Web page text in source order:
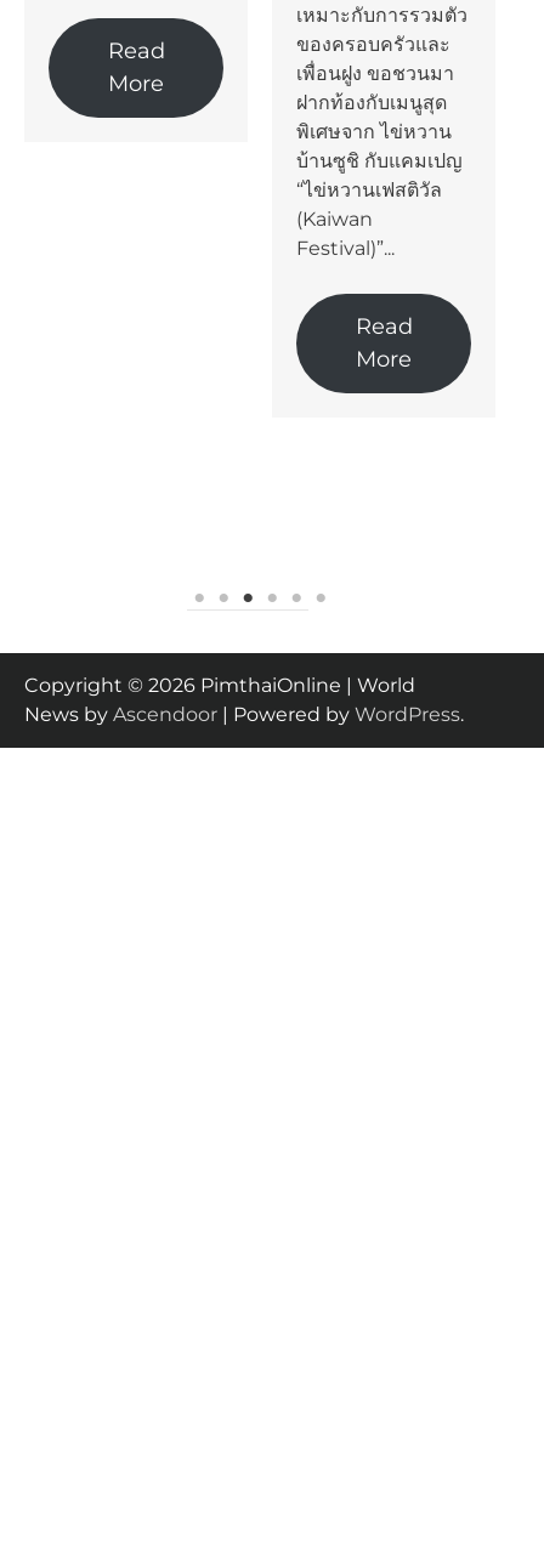
Read
More
เหมาะกับการรวมตัว
ของครอบครัวและ
เพื่อนฝูง ขอชวนมา
ฝากท้องกับเมนูสุด
พิเศษจาก ไข่หวาน
บ้านซูชิ กับแคมเปญ
“ไข่หวานเฟสติวัล
(Kaiwan
Festival)”...
Read
More
Copyright © 2026 PimthaiOnline | World
News by Ascendoor | Powered by WordPress.